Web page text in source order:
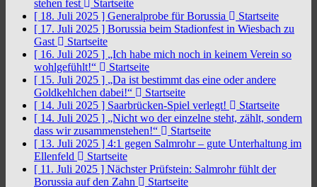
stehen fest
Startseite
[ 18. Juli 2025 ] Generalprobe für Borussia
Startseite
[ 17. Juli 2025 ] Borussia beim Stadionfest in Wiesbach zu
Gast
Startseite
[ 16. Juli 2025 ] „Ich habe mich noch in keinem Verein so
wohlgefühlt!“
Startseite
[ 15. Juli 2025 ] „Da ist bestimmt das eine oder andere
Goldkehlchen dabei!“
Startseite
[ 14. Juli 2025 ] Saarbrücken-Spiel verlegt!
Startseite
[ 14. Juli 2025 ] „Nicht wo der einzelne steht, zählt, sondern
dass wir zusammenstehen!“
Startseite
[ 13. Juli 2025 ] 4:1 gegen Salmrohr – gute Unterhaltung im
Ellenfeld
Startseite
[ 11. Juli 2025 ] Nächster Prüfstein: Salmrohr fühlt der
Borussia auf den Zahn
Startseite